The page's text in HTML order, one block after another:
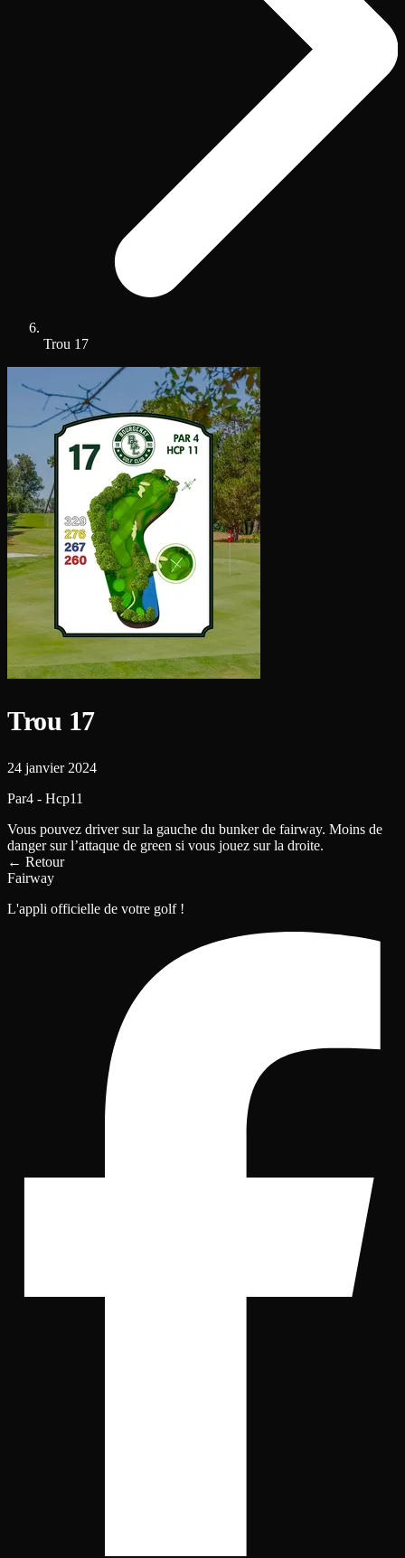
Trou 17
Trou 17
24 janvier 2024
Par4 - Hcp11
Vous pouvez driver sur la gauche du bunker de fairway. Moins de
danger sur l’attaque de green si vous jouez sur la droite.
← Retour
Fairway
L'appli officielle de votre golf !